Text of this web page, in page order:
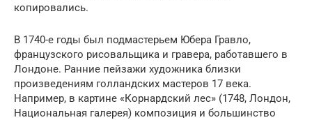
копировались.
В 1740-е годы был подмастерьем Юбера Гравло,
французского рисовальщика и гравера, работавшего в
Лондоне. Ранние пейзажи художника близки
произведениям голландских мастеров 17 века.
Например, в картине «Корнардский лес» (1748, Лондон,
Национальная галерея) композиция и большинство